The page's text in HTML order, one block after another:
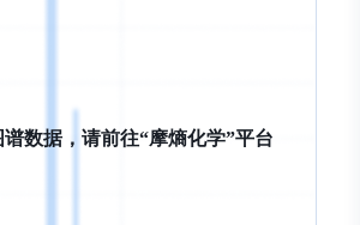
数据，请前往“摩熵化学”平台
摩熵化学
摩熵化学
摩熵化学